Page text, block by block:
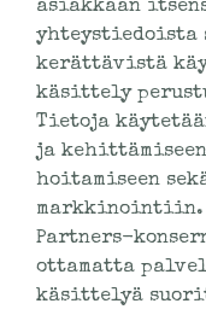
asiakkaan
yhteystiedoista
kerättävistä
käsittely
Tietoja
ja
hoitamiseen
markkinointiin.
Partners-
ottamatta
käsittelyä